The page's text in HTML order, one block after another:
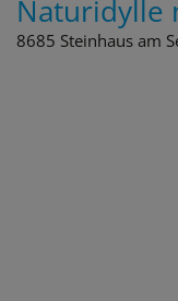
Naturidylle
8685 Steinhaus am